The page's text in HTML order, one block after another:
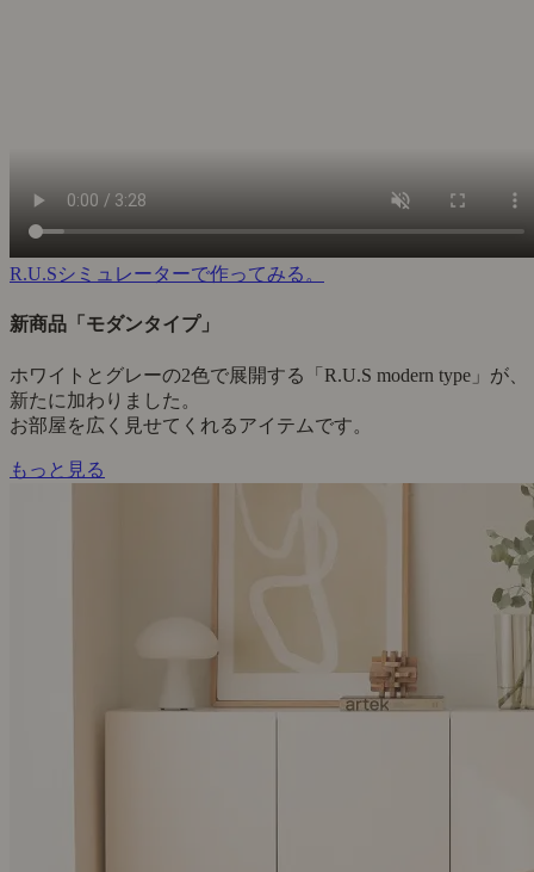
R.U.Sシミュレーターで作ってみる。
新商品「モダンタイプ」
ホワイトとグレーの2色で展開する「R.U.S modern type」が、
新たに加わりました。
お部屋を広く見せてくれるアイテムです。
もっと見る